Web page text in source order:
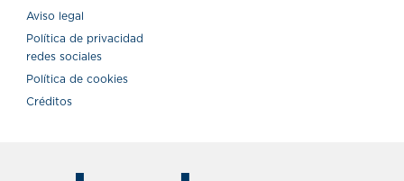
Aviso legal
Política de privacidad
redes sociales
Política de cookies
Créditos